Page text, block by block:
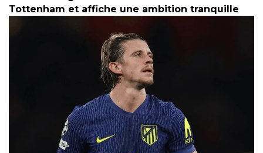
Tottenham et affiche une ambition tranquille